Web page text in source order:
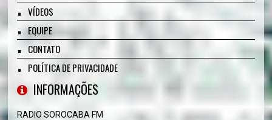
VÍDEOS
EQUIPE
CONTATO
POLÍTICA DE PRIVACIDADE
INFORMAÇÕES
RADIO SOROCABA FM